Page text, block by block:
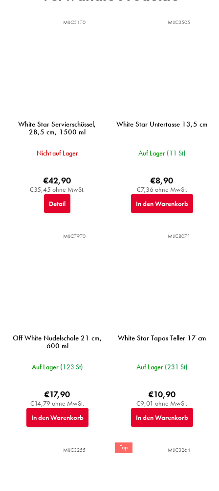
White Star Servierschüssel,
28,5 cm, 1500 ml
Nicht auf Lager
€35,45 ohne MwSt.
€42,90
Detail
MIJC5170
White Star Untertasse 13,5 cm
Auf Lager (11 St)
€7,36 ohne MwSt.
€8,90
In den Warenkorb
MIJC3505
Off White Nudelschale 21 cm,
600 ml
Auf Lager (123 St)
€14,79 ohne MwSt.
€17,90
In den Warenkorb
MIJC7970
White Star Tapas Teller 17 cm
Auf Lager (231 St)
€9,01 ohne MwSt.
€10,90
In den Warenkorb
MIJC8071
MIJC3255 Top MIJC3264